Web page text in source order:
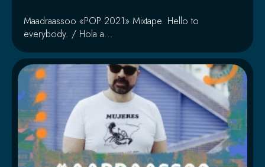
Maadraassoo «POP 2021» Mixtape. Hello to
everybody. / Hola a...